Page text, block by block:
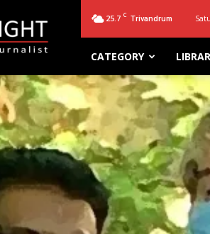
25.7 C Trivandrum
CATEGORY